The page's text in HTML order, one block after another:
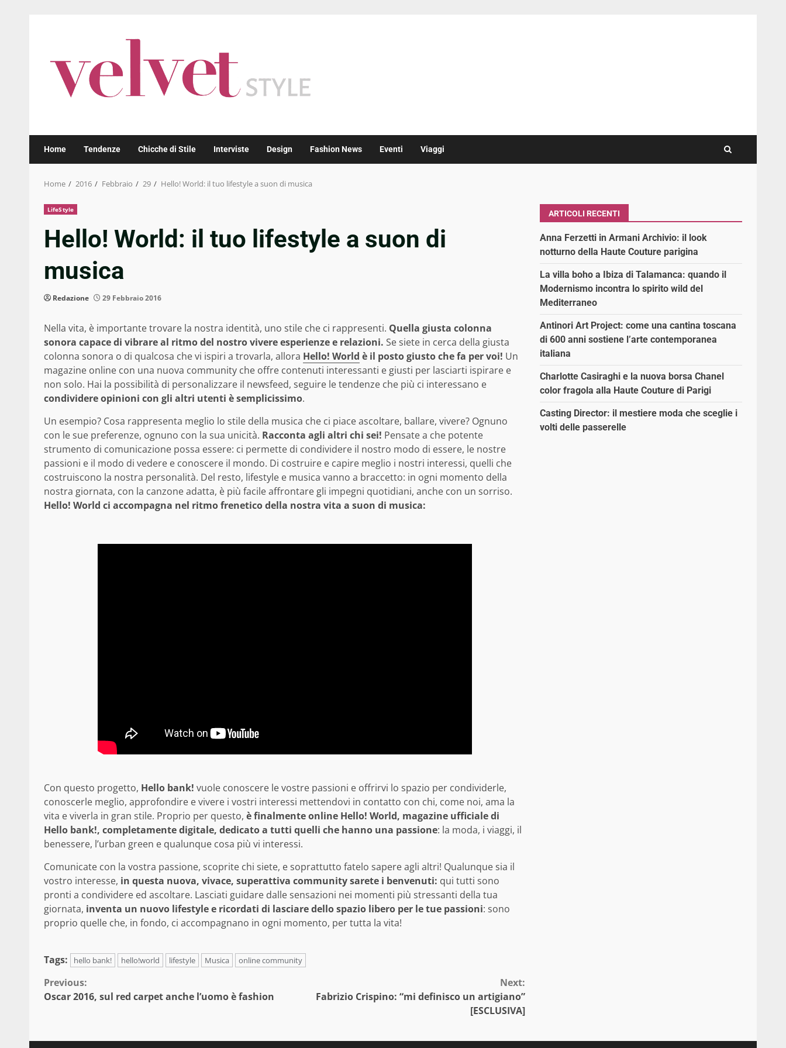
Home Tendenze Chicche di Stile Interviste Design Fashion News Eventi Viaggi
Home 2016 Febbraio 29 Hello! World: il tuo lifestyle a suon di musica
LifeStyle
Hello! World: il tuo lifestyle a suon di
musica
Redazione 29 Febbraio 2016
Nella vita, è importante trovare la nostra identità, uno stile che ci rappresenti. Quella giusta colonna
sonora capace di vibrare al ritmo del nostro vivere esperienze e relazioni. Se siete in cerca della giusta
colonna sonora o di qualcosa che vi ispiri a trovarla, allora Hello! World è il posto giusto che fa per voi! Un
magazine online con una nuova community che offre contenuti interessanti e giusti per lasciarti ispirare e
non solo. Hai la possibilità di personalizzare il newsfeed, seguire le tendenze che più ci interessano e
condividere opinioni con gli altri utenti è semplicissimo.
Un esempio? Cosa rappresenta meglio lo stile della musica che ci piace ascoltare, ballare, vivere? Ognuno
con le sue preferenze, ognuno con la sua unicità. Racconta agli altri chi sei! Pensate a che potente
strumento di comunicazione possa essere: ci permette di condividere il nostro modo di essere, le nostre
passioni e il modo di vedere e conoscere il mondo. Di costruire e capire meglio i nostri interessi, quelli che
costruiscono la nostra personalità. Del resto, lifestyle e musica vanno a braccetto: in ogni momento della
nostra giornata, con la canzone adatta, è più facile affrontare gli impegni quotidiani, anche con un sorriso.
Hello! World ci accompagna nel ritmo frenetico della nostra vita a suon di musica:
Con questo progetto, Hello bank! vuole conoscere le vostre passioni e offrirvi lo spazio per condividerle,
conoscerle meglio, approfondire e vivere i vostri interessi mettendovi in contatto con chi, come noi, ama la
vita e viverla in gran stile. Proprio per questo, è finalmente online Hello! World, magazine ufficiale di
Hello bank!, completamente digitale, dedicato a tutti quelli che hanno una passione: la moda, i viaggi, il
benessere, l’urban green e qualunque cosa più vi interessi.
Comunicate con la vostra passione, scoprite chi siete, e soprattutto fatelo sapere agli altri! Qualunque sia il
vostro interesse, in questa nuova, vivace, superattiva community sarete i benvenuti: qui tutti sono
pronti a condividere ed ascoltare. Lasciati guidare dalle sensazioni nei momenti più stressanti della tua
giornata, inventa un nuovo lifestyle e ricordati di lasciare dello spazio libero per le tue passioni: sono
proprio quelle che, in fondo, ci accompagnano in ogni momento, per tutta la vita!
Tags: hello bank! hello!world lifestyle Musica online community
Continue
Previous:
Oscar 2016, sul red carpet anche l’uomo è fashion
Next:
Fabrizio Crispino: “mi definisco un artigiano”
[ESCLUSIVA]
ARTICOLI RECENTI
Anna Ferzetti in Armani Archivio: il look
notturno della Haute Couture parigina
La villa boho a Ibiza di Talamanca: quando il
Modernismo incontra lo spirito wild del
Mediterraneo
Antinori Art Project: come una cantina toscana
di 600 anni sostiene l’arte contemporanea
italiana
Charlotte Casiraghi e la nuova borsa Chanel
color fragola alla Haute Couture di Parigi
Casting Director: il mestiere moda che sceglie i
volti delle passerelle